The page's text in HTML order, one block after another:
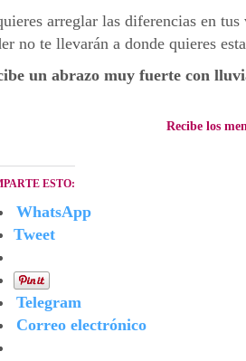
arreglar las diferencias en
no te llevarán a donde quieres
un abrazo muy fuerte con
Recibe los
ESTO:
WhatsApp
Tweet
Telegram
Correo electrónico